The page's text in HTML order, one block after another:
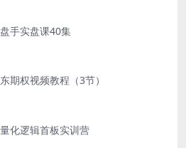
手实盘课40集
期权视频教程（3节）
量化逻辑首板实训营